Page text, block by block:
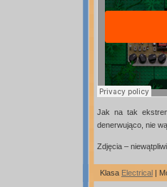
Jak na tak
denerwująco, nie
Zdjęcia –
Klasa Electrical |